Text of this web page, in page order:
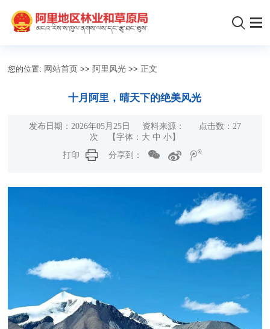
您的位置: 网站首页 >> 阿里风光 >> 正文
十月阿里，晴天下的绝美风光
发布日期：2026年05月25日 资料来源： 点击数： 27
次 【字体： 大 中 小】
打印
分享到：